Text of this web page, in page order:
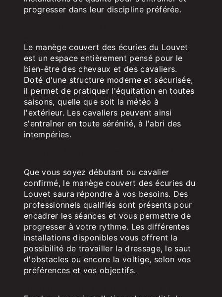
progresser dans leur discipline préférée.
Le manège couvert des écuries du Louvet
est un espace entièrement pensé pour le
bien-être des chevaux et des cavaliers.
Doté d'une structure moderne et sécurisée,
il permet de pratiquer l'équitation en toutes
saisons, quelle que soit la météo à
l'extérieur. Les cavaliers peuvent ainsi
s'entraîner en toute sérénité, à l'abri des
intempéries.
Que vous soyez débutant ou cavalier
confirmé, le manège couvert des écuries du
Louvet saura répondre à vos besoins. Des
professionnels qualifiés sont présents pour
encadrer les séances et vous permettre de
progresser à votre rythme. Les différentes
installations disponibles vous offrent la
possibilité de travailler la dressage, le saut
d'obstacles ou encore la voltige, selon vos
préférences et vos objectifs.